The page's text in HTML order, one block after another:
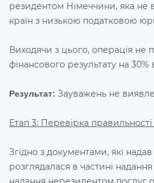
резидентом Німеччини, яка не
країн з низькою податковою
Виходячи з цього, операція не
фінансового результату на 30%
Результат: Зауважень не
Етап 3: Перевірка
Згідно з документами, які надав
розглядалася в частині